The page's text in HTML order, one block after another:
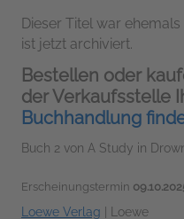
Dieser Titel war
ist jetzt archiviert.
Bestellen oder
der Verkaufsstelle
Buchhandlung
Buch 2 von A Study in
Erscheinungstermin
Loewe Verlag | Loewe